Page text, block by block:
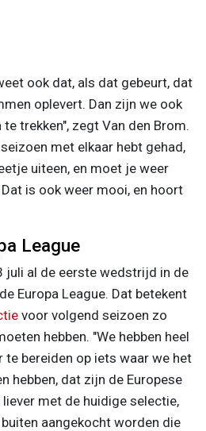
ook dat, als dat gebeurt, dat
oplevert. Dan zijn we ook
trekken", zegt Van den Brom.
met elkaar hebt gehad,
uiteen, en moet je weer
is ook weer mooi, en hoort
League
juli al de eerste wedstrijd in de
Europa League. Dat betekent
voor volgend seizoen zo
hebben. "We hebben heel
bereiden op iets waar we het
hebben, dat zijn de Europese
met de huidige selectie,
aangekocht worden die